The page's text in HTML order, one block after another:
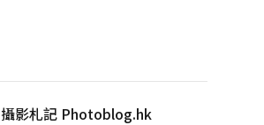
攝影札記 Photoblog.hk